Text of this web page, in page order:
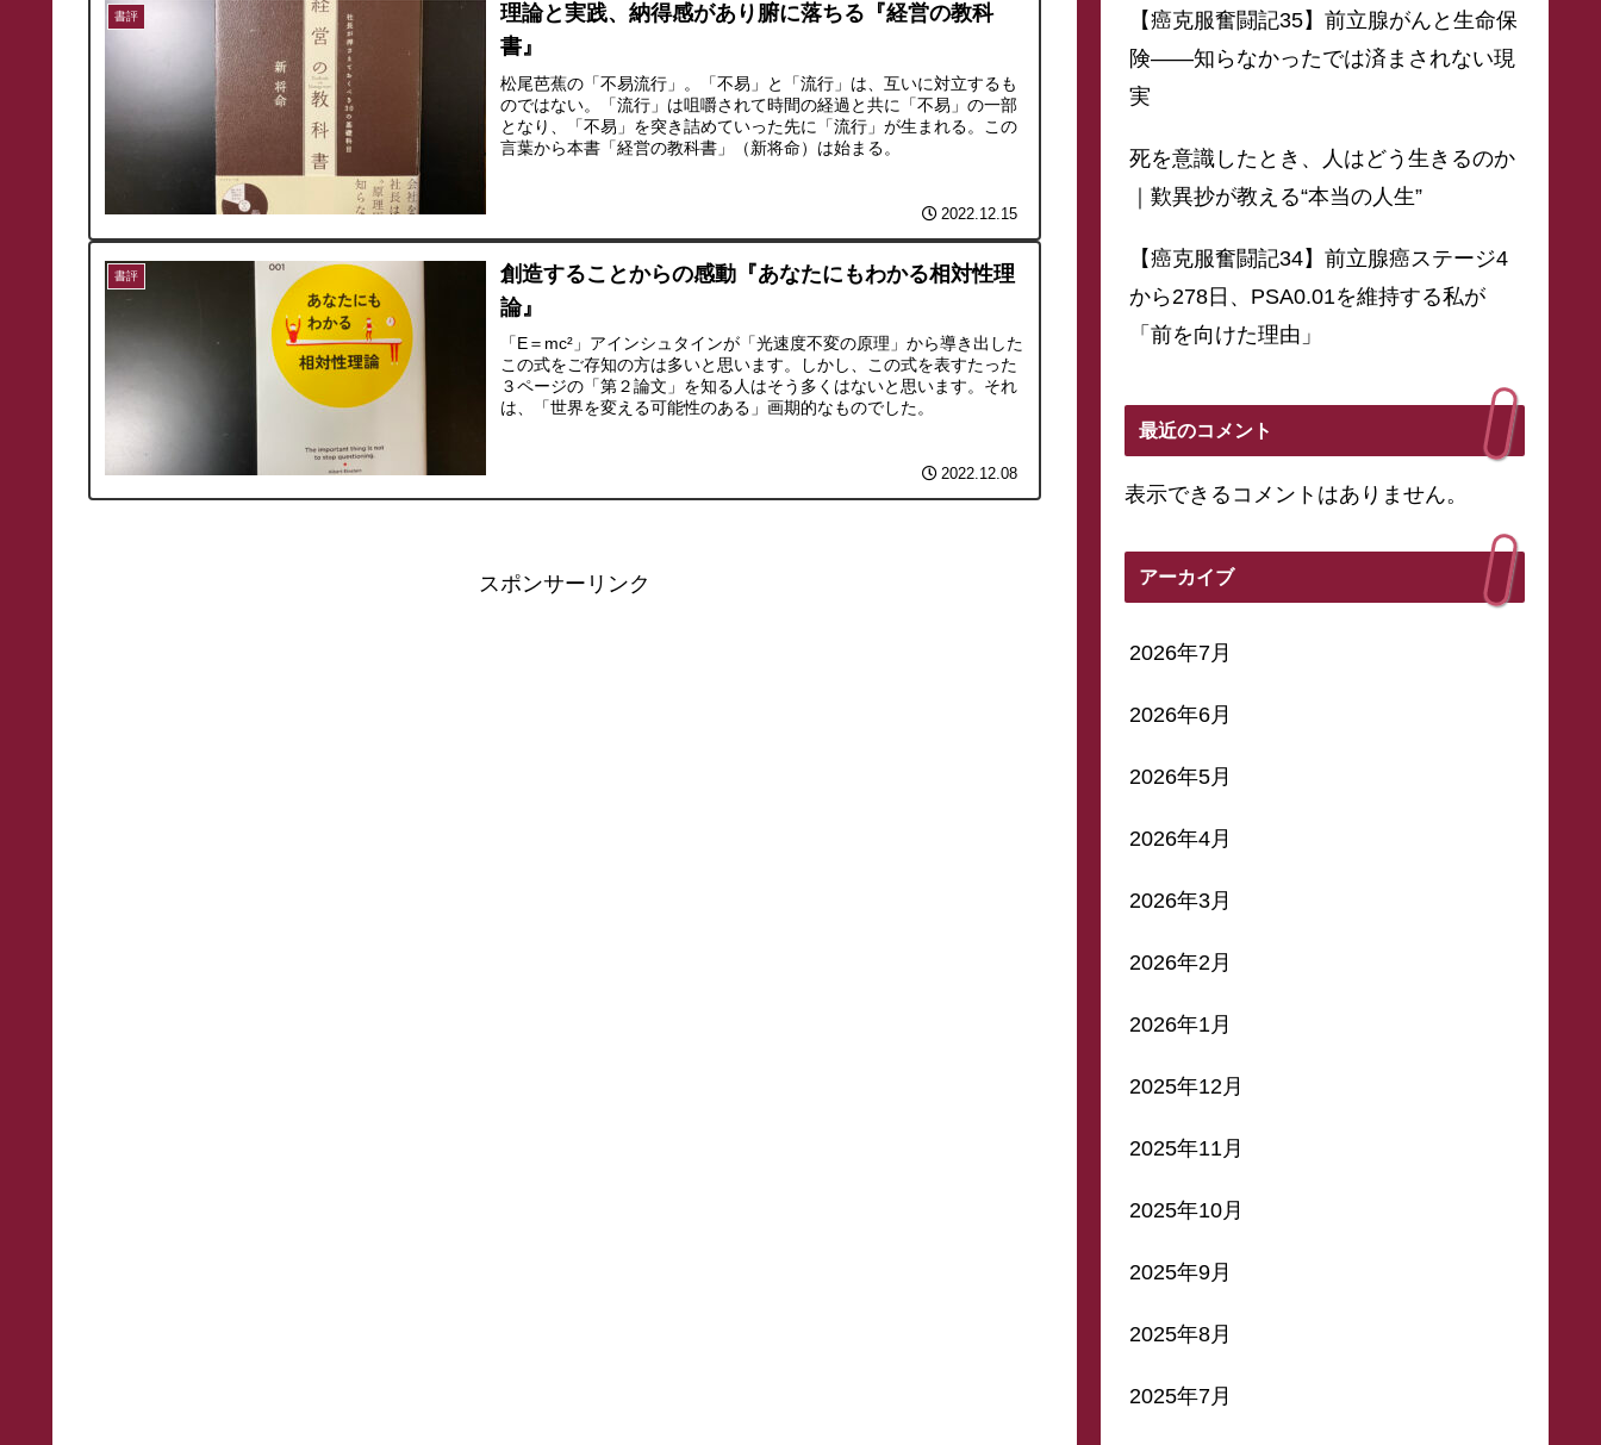
書評
理論と実践、納得感があり腑に落ちる『経営の教科
書』
松尾芭蕉の「不易流行」。「不易」と「流行」は、互いに対立するも
のではない。「流行」は咀嚼されて時間の経過と共に「不易」の一部
となり、「不易」を突き詰めていった先に「流行」が生まれる。この
言葉から本書「経営の教科書」（新将命）は始まる。
2022.12.15
書評
創造することからの感動『あなたにもわかる相対性理
論』
「E＝mc²」アインシュタインが「光速度不変の原理」から導き出した
この式をご存知の方は多いと思います。しかし、この式を表すたった
３ページの「第２論文」を知る人はそう多くはないと思います。それ
は、「世界を変える可能性のある」画期的なものでした。
2022.12.08
スポンサーリンク
【癌克服奮闘記35】前立腺がんと生命保
険——知らなかったでは済まされない現
実
死を意識したとき、人はどう生きるのか
｜歎異抄が教える“本当の人生”
【癌克服奮闘記34】前立腺癌ステージ4
から278日、PSA0.01を維持する私が
「前を向けた理由」
最近のコメント
表示できるコメントはありません。
アーカイブ
2026年7月
2026年6月
2026年5月
2026年4月
2026年3月
2026年2月
2026年1月
2025年12月
2025年11月
2025年10月
2025年9月
2025年8月
2025年7月